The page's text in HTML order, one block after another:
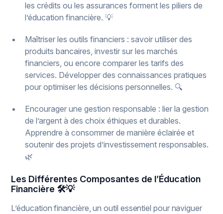
les crédits ou les assurances forment les piliers de
l’éducation financière. 💡
Maîtriser les outils financiers : savoir utiliser des
produits bancaires, investir sur les marchés
financiers, ou encore comparer les tarifs des
services. Développer des connaissances pratiques
pour optimiser les décisions personnelles. 🔍
Encourager une gestion responsable : lier la gestion
de l’argent à des choix éthiques et durables.
Apprendre à consommer de manière éclairée et
soutenir des projets d’investissement responsables.
🌿
Les Différentes Composantes de l’Éducation
Financière 🛠️💡
L’éducation financière, un outil essentiel pour naviguer